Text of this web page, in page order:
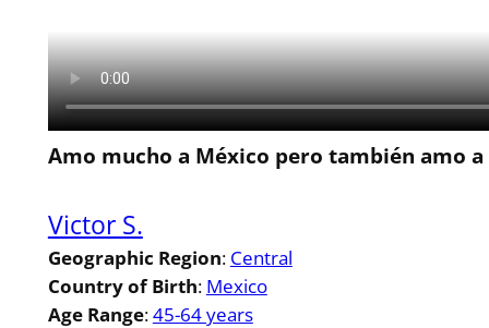
Amo mucho a México pero también amo a
Victor S.
Geographic Region: Central
Country of Birth: Mexico
Age Range:45-64 years